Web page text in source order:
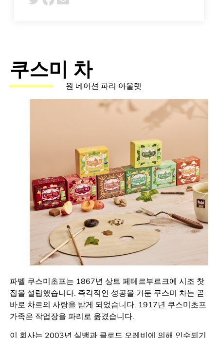
쿠스미 차
원 네이션 파리 아울렛
파벨 쿠스미초프는 1867년 상트 페테르부르크에 시조 찻
집을 설립했습니다. 즉각적인 성공을 거둔 쿠스미 차는 곧
바로 차르의 사랑을 받게 되었습니다. 1917년 쿠스미초프
가족은 작업장을 파리로 옮겼습니다.
이 회사는 2003년 실뱅과 클로드 오레비에 의해 인수되기